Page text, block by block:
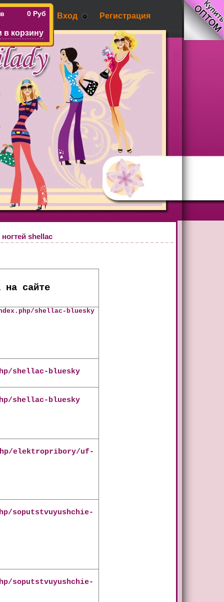
0 Руб
в корзину
Вход Регистрация
shellac
на сайте
. php/shellac - bluesky
shellac-bluesky
shellac-bluesky
elektropribory/uf-
soputstvuyushchie-
soputstvuyushchie-